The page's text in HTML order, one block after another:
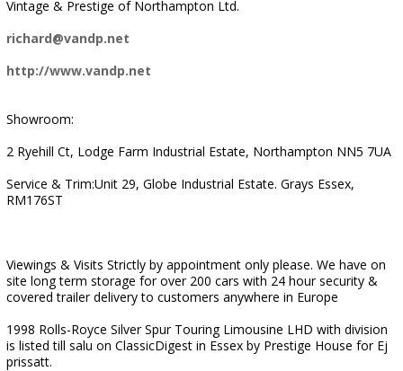
Vintage & Prestige of Northampton Ltd.
richard@vandp.net
http://www.vandp.net
Showroom:
2 Ryehill Ct, Lodge Farm Industrial Estate, Northampton NN5 7UA
Service & Trim:Unit 29, Globe Industrial Estate. Grays Essex,
RM176ST
Viewings & Visits Strictly by appointment only please. We have on
site long term storage for over 200 cars with 24 hour security &
covered trailer delivery to customers anywhere in Europe
1998 Rolls-Royce Silver Spur Touring Limousine LHD with division
is listed till salu on ClassicDigest in Essex by Prestige House for Ej
prissatt.